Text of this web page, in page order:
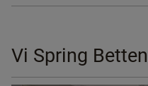
Vi Spring